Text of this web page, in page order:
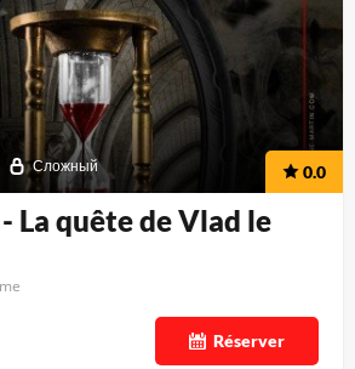
Сложный 0.0
La quête de Vlad le
Réserver